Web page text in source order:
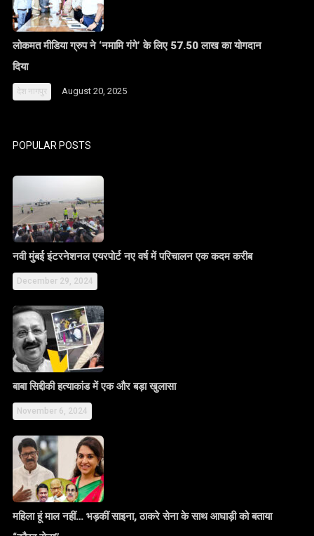
लोकमत मीडिया ग्रुप ने ‘नमामि गंगे’ के लिए 57.50 लाख का योगदान
दिया
देश नागपुर August 20, 2025
POPULAR POSTS
नवी मुंबई इंटरनेशनल एयरपोर्ट नए वर्ष में परिचालन एक कदम करीब
December 29, 2024
बाबा सिद्दीकी हत्याकांड में एक और बड़ा खुलासा
November 6, 2024
महिला हूं माल नहीं… भड़कीं साइना, ठाकरे सेना के साथ आघाड़ी को बताया